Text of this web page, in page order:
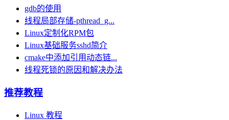
gdb的使用
线程局部存储-pthread_g...
Linux定制化RPM包
Linux基础服务sshd简介
cmake中添加引用动态链...
线程死锁的原因和解决办法
推荐教程
Linux 教程